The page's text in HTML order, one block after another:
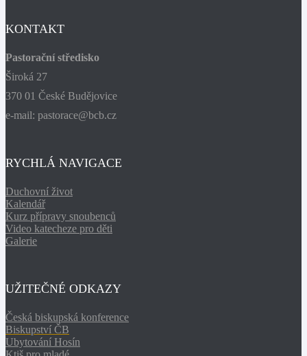
KONTAKT
Pastorační středisko
Široká 27
370 01 České Budějovice
e-mail: pastorace@bcb.cz
RYCHLÁ NAVIGACE
Duchovní život
Kalendář
Kurz přípravy snoubenců
Video katecheze pro děti
Galerie
UŽITEČNÉ ODKAZY
Česká biskupská konference
Biskupství ČB
Ubytování Hosín